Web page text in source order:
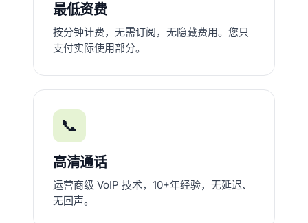
最低资费
按分钟计费，无需订阅，无隐藏费用。您只
支付实际使用部分。
📞
高清通话
运营商级 VoIP 技术，10+年经验，无延迟、
无回声。